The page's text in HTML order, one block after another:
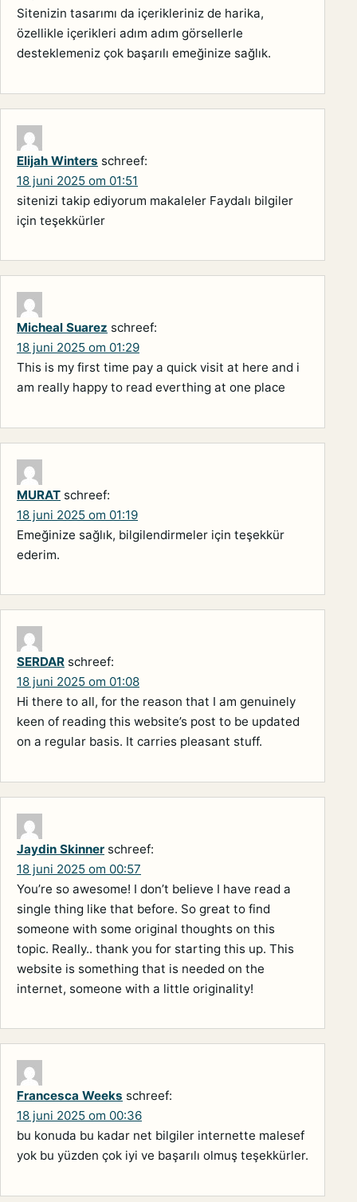
Sitenizin tasarımı da içerikleriniz de harika,
özellikle içerikleri adım adım görsellerle
desteklemeniz çok başarılı emeğinize sağlık.
Elijah Winters schreef:
18 juni 2025 om 01:51
sitenizi takip ediyorum makaleler Faydalı bilgiler
için teşekkürler
Micheal Suarez schreef:
18 juni 2025 om 01:29
This is my first time pay a quick visit at here and i
am really happy to read everthing at one place
MURAT schreef:
18 juni 2025 om 01:19
Emeğinize sağlık, bilgilendirmeler için teşekkür
ederim.
SERDAR schreef:
18 juni 2025 om 01:08
Hi there to all, for the reason that I am genuinely
keen of reading this website’s post to be updated
on a regular basis. It carries pleasant stuff.
Jaydin Skinner schreef:
18 juni 2025 om 00:57
You’re so awesome! I don’t believe I have read a
single thing like that before. So great to find
someone with some original thoughts on this
topic. Really.. thank you for starting this up. This
website is something that is needed on the
internet, someone with a little originality!
Francesca Weeks schreef:
18 juni 2025 om 00:36
bu konuda bu kadar net bilgiler internette malesef
yok bu yüzden çok iyi ve başarılı olmuş teşekkürler.